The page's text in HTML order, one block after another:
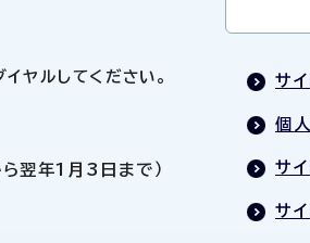
ルしてください。
翌年1月3日まで）
サ
個
サ
サ